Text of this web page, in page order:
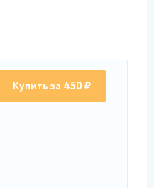
Купить за 450 ₽